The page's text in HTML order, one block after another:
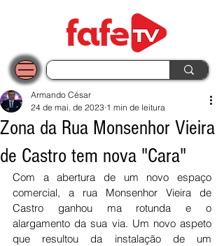
Zona da Rua Monsenhor Vieira
de Castro tem nova "Cara"
Armando César
24 de mai. de 2023 1 min de leitura
Com a abertura de um novo espaço
comercial, a rua Monsenhor Vieira de
Castro ganhou ma rotunda e o
alargamento da sua via. Um novo aspeto
que resultou da instalação de um